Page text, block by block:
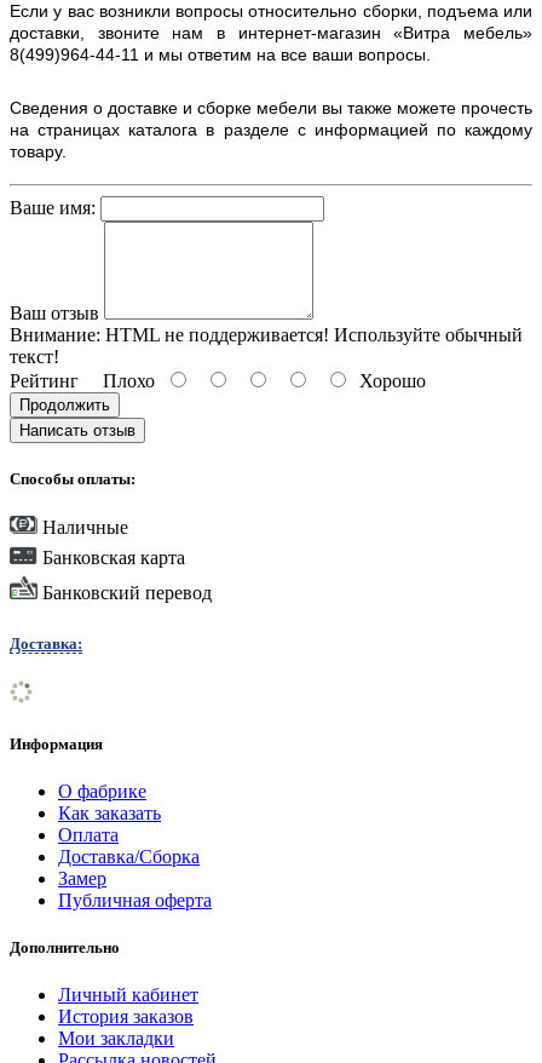
Если у вас возникли вопросы относительно сборки, подъема или
доставки, звоните нам в интернет-магазин «Витра мебель»
8(499)964-44-11 и мы ответим на все ваши вопросы.
Сведения о доставке и сборке мебели вы также можете прочесть
на страницах каталога в разделе с информацией по каждому
товару.
Ваше имя:
Ваш отзыв
Внимание: HTML не поддерживается! Используйте обычный
текст!
Рейтинг Плохо Хорошо
Продолжить
Написать отзыв
Способы оплаты:
Наличные
Банковская карта
Банковский перевод
Доставка:
Информация
О фабрике
Как заказать
Оплата
Доставка/Сборка
Замер
Публичная оферта
Дополнительно
Личный кабинет
История заказов
Мои закладки